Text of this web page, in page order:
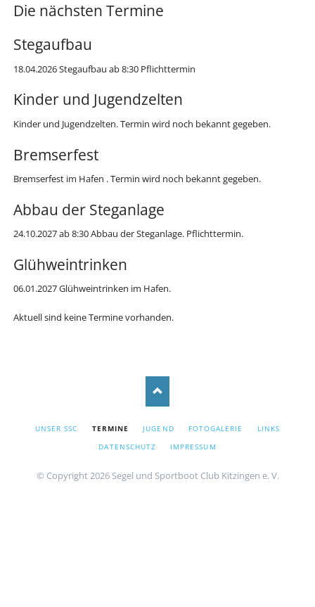
Die nächsten Termine
Stegaufbau
18.04.2026 Stegaufbau ab 8:30 Pflichttermin
Kinder und Jugendzelten
Kinder und Jugendzelten. Termin wird noch bekannt gegeben.
Bremserfest
Bremserfest im Hafen . Termin wird noch bekannt gegeben.
Abbau der Steganlage
24.10.2027 ab 8:30 Abbau der Steganlage. Pflichttermin.
Glühweintrinken
06.01.2027 Glühweintrinken im Hafen.
Aktuell sind keine Termine vorhanden.
UNSER SSC TERMINE JUGEND FOTOGALERIE
LINKS
DATENSCHUTZ
IMPRESSUM
© Copyright 2026 Segel und Sportboot Club Kitzingen e. V.